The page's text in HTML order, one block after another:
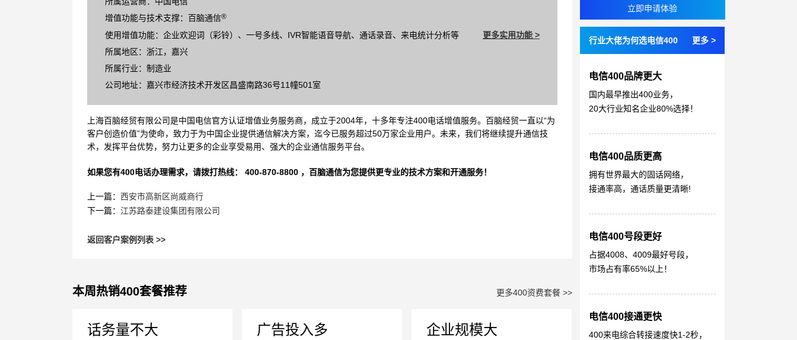
增值功能与技术支撑：百脑通信®
使用增值功能：企业欢迎词（彩铃）、一号多线、IVR智能语音导航、通话录音、来电统计分析等
更多实用功能 >
所属地区：浙江，嘉兴
所属行业：制造业
公司地址：嘉兴市经济技术开发区昌盛南路36号11幢501室
上海百脑经贸有限公司是中国电信官方认证增值业务服务商，成立于2004年，十多年专注400电话增值服务。百脑经贸一直以“为
客户创造价值”为使命，致力于为中国企业提供通信解决方案，迄今已服务超过50万家企业用户。未来，我们将继续提升通信技
术，发挥平台优势，努力让更多的企业享受易用、强大的企业通信服务平台。
如果您有400电话办理需求，请拨打热线： 400-870-8800 ， 百脑通信为您提供更专业的技术方案和开通服务！
上一篇： 西安市高新区尚威商行
下一篇： 江苏路泰建设集团有限公司
返回客户案例列表 >>
本周热销400套餐推荐 更多400资费套餐 >>
话务量不大
广告投入多
企业规模大
行业大佬为何选电信400 更多 >
电信400品牌更大
国内最早推出400业务，
20大行业知名企业80%选择！
电信400品质更高
拥有世界最大的固话网络，
接通率高，通话质量更清晰!
电信400号段更好
占据4008、4009最好号段，
市场占有率65%以上！
电信400接通更快
400来电综合转接速度快1-2秒，